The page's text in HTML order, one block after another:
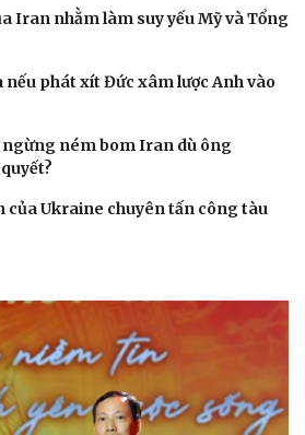
Iran nhằm làm suy yếu Mỹ và Tổng
nếu phát xít Đức xâm lược Anh vào
ngừng ném bom Iran dù ông
của Ukraine chuyên tấn công tàu